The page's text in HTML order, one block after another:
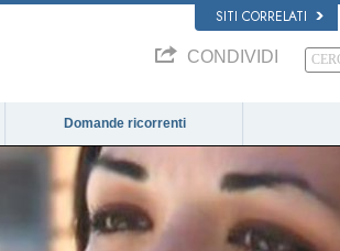
SITI CORRELATI
CONDIVIDI
Domande ricorrenti